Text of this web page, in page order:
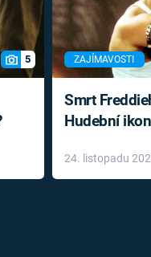
5 ZAJÍMAVOSTI
Smrt
Hudební
léky
24. listopadu